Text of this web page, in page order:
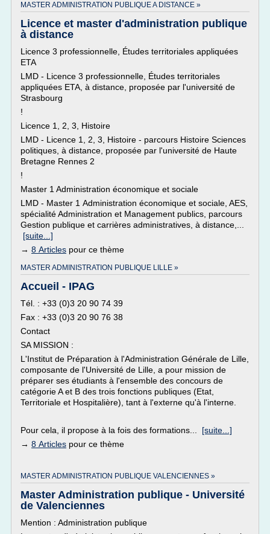
MASTER ADMINISTRATION PUBLIQUE A DISTANCE »
Licence et master d'administration publique
à distance
Licence 3 professionnelle, Études territoriales appliquées
ETA
LMD - Licence 3 professionnelle, Études territoriales
appliquées ETA, à distance, proposée par l'université de
Strasbourg
!
Licence 1, 2, 3, Histoire
LMD - Licence 1, 2, 3, Histoire - parcours Histoire Sciences
politiques, à distance, proposée par l'université de Haute
Bretagne Rennes 2
!
Master 1 Administration économique et sociale
LMD - Master 1 Administration économique et sociale, AES,
spécialité Administration et Management publics, parcours
Gestion publique et carrières administratives, à distance,...
[suite...]
→ 8 Articles pour ce thème
MASTER ADMINISTRATION PUBLIQUE LILLE »
Accueil - IPAG
Tél. : +33 (0)3 20 90 74 39
Fax : +33 (0)3 20 90 76 38
Contact
SA MISSION :
L'Institut de Préparation à l'Administration Générale de Lille,
composante de l'Université de Lille, a pour mission de
préparer ses étudiants à l'ensemble des concours de
catégorie A et B des trois fonctions publiques (Etat,
Territoriale et Hospitalière), tant à l'externe qu'à l'interne.
Pour cela, il propose à la fois des formations... [suite...]
→ 8 Articles pour ce thème
MASTER ADMINISTRATION PUBLIQUE VALENCIENNES »
Master Administration publique - Université
de Valenciennes
Mention : Administration publique